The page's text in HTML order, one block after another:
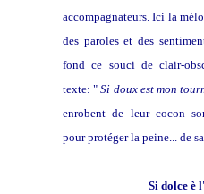
accompagnateurs. Ici la
des paroles et des
fond ce souci de clair-
texte: "Si doux est mon
enrobent de leur cocon
pour protéger la peine... de
Si dolce è